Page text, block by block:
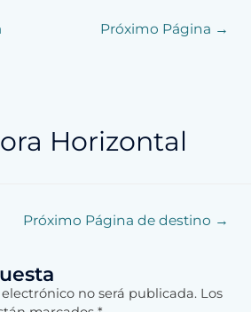
Próximo Página →
Horizontal
Próximo Página de destino →
no será publicada. Los